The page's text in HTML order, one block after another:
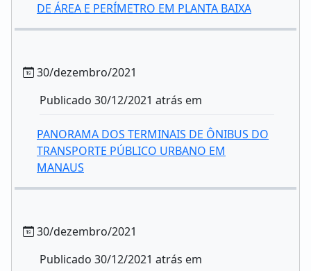
DE ÁREA E PERÍMETRO EM PLANTA BAIXA
30/dezembro/2021
Publicado 30/12/2021 atrás em
PANORAMA DOS TERMINAIS DE ÔNIBUS DO
TRANSPORTE PÚBLICO URBANO EM
MANAUS
30/dezembro/2021
Publicado 30/12/2021 atrás em